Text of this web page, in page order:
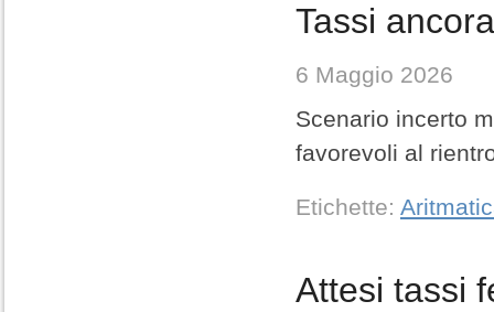
Tassi
6 Maggio 2026
Scenario incerto
favorevoli al
Etichette:
Attesi tassi